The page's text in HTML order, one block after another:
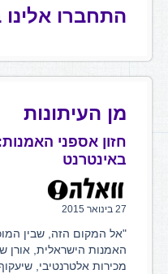
התחברו אלינו
מן העיתונות
חזון אספני
באינטרנט
27 בינואר 2015
"אל המקום הזה, שבין
האמנות הישראלית, אורן
מכירות אלטרנטיבי,